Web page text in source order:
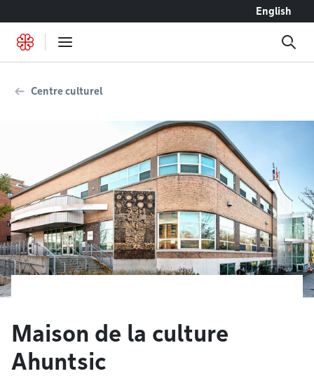
English
Centre culturel
Maison de la culture
Ahuntsic